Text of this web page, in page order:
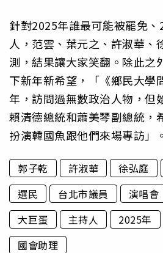
針對2025年誰最可能被罷免
人，范雲、葉元之、許淑華、
測，結果讓大家笑翻。除此之
下新年新希望，「《鄉民大學
年，訪問過無數政治人物，但
賴清德總統和蕭美琴副總統，
扮演韓國魚跟他們來場專訪」。
郭子乾 許淑華 徐弘庭
選民
台北市議員 演唱會
大巨蛋
主持人 2025年
國會助理